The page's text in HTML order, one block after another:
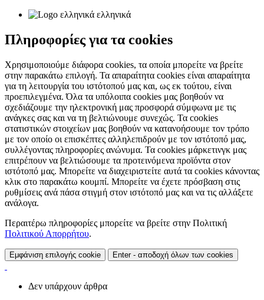
ελληνικά
Πληροφορίες για τα cookies
Χρησιμοποιούμε διάφορα cookies, τα οποία μπορείτε να βρείτε
στην παρακάτω επιλογή. Τα απαραίτητα cookies είναι απαραίτητα
για τη λειτουργία του ιστότοπού μας και, ως εκ τούτου, είναι
προεπιλεγμένα. Όλα τα υπόλοιπα cookies μας βοηθούν να
σχεδιάζουμε την ηλεκτρονική μας προσφορά σύμφωνα με τις
ανάγκες σας και να τη βελτιώνουμε συνεχώς. Τα cookies
στατιστικών στοιχείων μας βοηθούν να κατανοήσουμε τον τρόπο
με τον οποίο οι επισκέπτες αλληλεπιδρούν με τον ιστότοπό μας,
συλλέγοντας πληροφορίες ανώνυμα. Τα cookies μάρκετινγκ μας
επιτρέπουν να βελτιώσουμε τα προτεινόμενα προϊόντα στον
ιστότοπό μας. Μπορείτε να διαχειριστείτε αυτά τα cookies κάνοντας
κλικ στο παρακάτω κουμπί. Μπορείτε να έχετε πρόσβαση στις
ρυθμίσεις ανά πάσα στιγμή στον ιστότοπό μας και να τις αλλάξετε
ανάλογα.
Περαιτέρω πληροφορίες μπορείτε να βρείτε στην Πολιτική
Πολιτικού Απορρήτου.
Εμφάνιση επιλογής cookie Enter - αποδοχή όλων των cookies
Δεν υπάρχουν άρθρα